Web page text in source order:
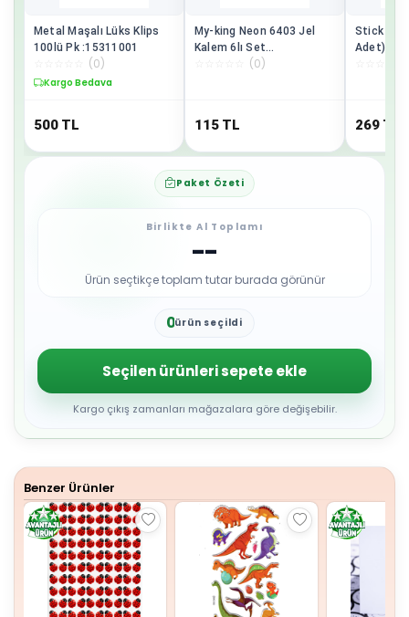
Metal Maşalı Lüks Klips
100lü Pk :15311001
(0)
Kargo Bedava
500 TL
My-king Neon 6403 Jel
Kalem 6lı Set
Pe02227jkoon6
(0)
115 TL
Stick
Adet)
269 TL
Paket Özeti
Birlikte Al Toplamı
--
Ürün seçtikçe toplam tutar burada görünür
0
2
3
4
5
6
8
ürün seçildi
Seçilen ürünleri sepete ekle
Kargo çıkış zamanları mağazalara göre değişebilir.
Benzer Ürünler